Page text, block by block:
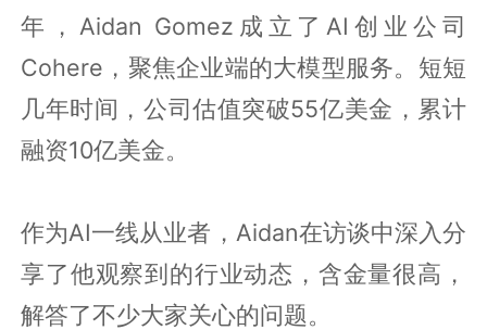
年，Aidan Gomez成立了AI创业公司
Cohere，聚焦企业端的大模型服务。短短
几年时间，公司估值突破55亿美金，累计
融资10亿美金。
作为AI一线从业者，Aidan在访谈中深入分
享了他观察到的行业动态，含金量很高，
解答了不少大家关心的问题。